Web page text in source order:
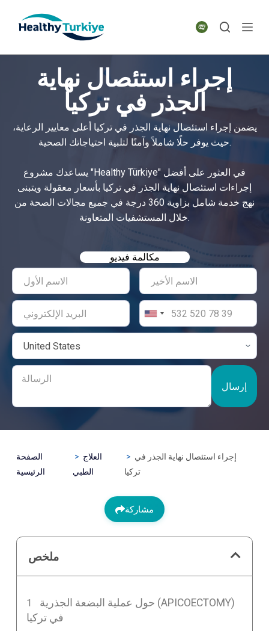
p
n
إجراء استئصال نهاية
الجذر في تركيا
يضمن إجراء استئصال نهاية الجذر في تركيا أعلى معايير الرعاية،
حيث يوفر حلًا شاملاً وآمنًا لتلبية احتياجاتك الصحية.
يساعدك مشروع "Healthy Türkiye" في العثور على أفضل
إجراءات استئصال نهاية الجذر في تركيا بأسعار معقولة ويتبنى
نهج خدمة شامل بزاوية 360 درجة في جميع مجالات الصحة من
خلال المستشفيات المتعاونة.
مكالمة فيديو
إرسال
الصفحة
الرئيسية
العلاج
الطبي
تركيا
مشاركة
ملخص
حول عملية البضعة الجذرية (APICOECTOMY)
في تركيا